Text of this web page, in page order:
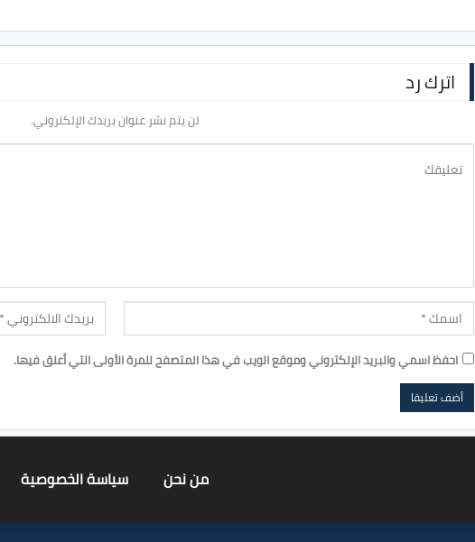
اترك رد
لن يتم نشر عنوان بريدك الإلكتروني.
احفظ اسمي والبريد الإلكتروني وموقع الويب في هذا المتصفح للمرة الأولى التي أعلق فيها.
من نحن سياسة الخصوصية